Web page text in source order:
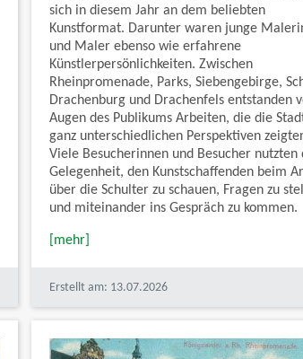
sich in diesem Jahr an dem beliebten
Kunstformat. Darunter waren junge
und Maler ebenso wie erfahrene
Künstlerpersönlichkeiten. Zwischen
Rheinpromenade, Parks, Siebengebirge,
Drachenburg und Drachenfels entstanden
Augen des Publikums Arbeiten, die die
ganz unterschiedlichen Perspektiven
Viele Besucherinnen und Besucher nutzten
Gelegenheit, den Kunstschaffenden beim
über die Schulter zu schauen, Fragen zu
und miteinander ins Gespräch zu kommen.
[mehr]
Erstellt am: 13.07.2026